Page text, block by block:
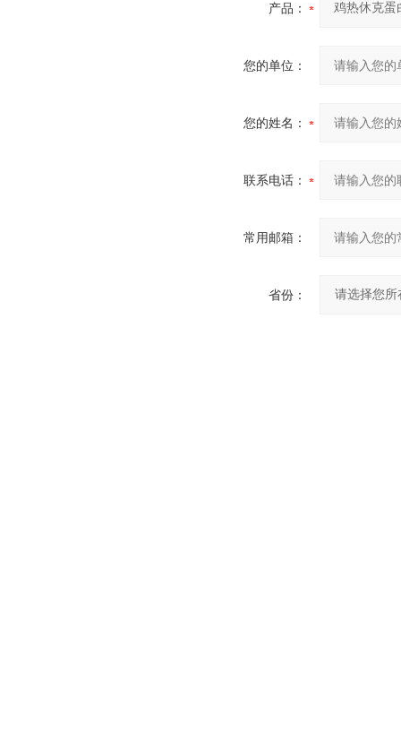
产品：
您的单位：
您的姓名：
联系电话：
常用邮箱：
省份：